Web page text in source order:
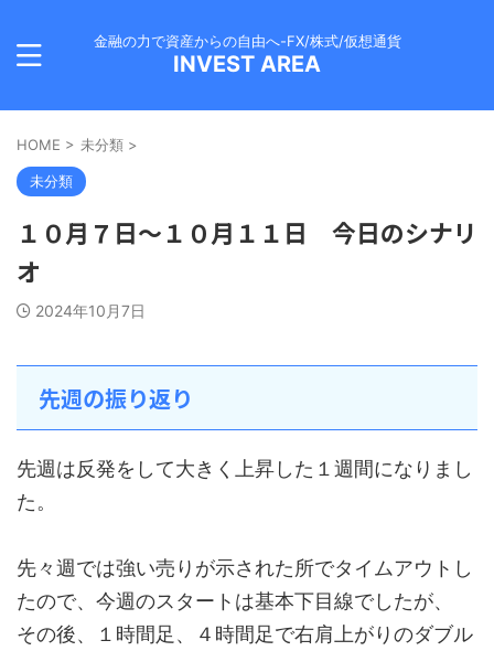
金融の力で資産からの自由へ-FX/株式/仮想通貨
INVEST AREA
HOME > 未分類 >
未分類
１０月７日～１０月１１日 今日のシナリ
オ
2024年10月7日
先週の振り返り
先週は反発をして大きく上昇した１週間になりまし
た。
先々週では強い売りが示された所でタイムアウトし
たので、今週のスタートは基本下目線でしたが、
その後、１時間足、４時間足で右肩上がりのダブル